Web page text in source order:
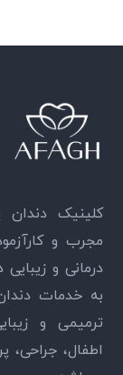
کلینیک
مجرب و
درمانی و
به خدمات
ترمیمی و
اطفال، جراحی،